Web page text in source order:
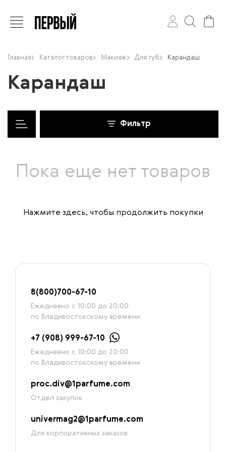
Главная Каталог товаров Макияж Для губ Карандаш
Карандаш
Фильтр
Пока еще нет товаров
Нажмите здесь, чтобы продолжить покупки
8(800)700-67-10
Ежедневно с 10:00 до 20:00
по Владивостокскому времени
+7 (908) 999-67-10
Ежедневно с 10:00 до 20:00
по Владивостокскому времени
proc.div@1parfume.com
Отдел закупок
univermag2@1parfume.com
Для корпоративных заказов